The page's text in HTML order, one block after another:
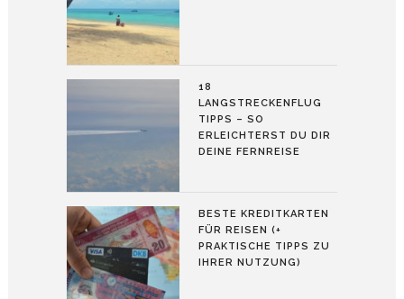
18
LANGSTRECKENFLUG
TIPPS – SO
ERLEICHTERST DU DIR
DEINE FERNREISE
BESTE KREDITKARTEN
FÜR REISEN (+
PRAKTISCHE TIPPS ZU
IHRER NUTZUNG)